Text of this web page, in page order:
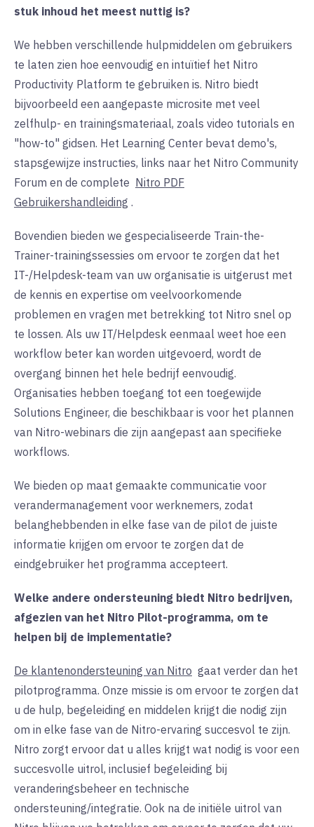
stuk inhoud het meest nuttig is?
We hebben verschillende hulpmiddelen om gebruikers
te laten zien hoe eenvoudig en intuïtief het Nitro
Productivity Platform te gebruiken is. Nitro biedt
bijvoorbeeld een aangepaste microsite met veel
zelfhulp- en trainingsmateriaal, zoals video tutorials en
"how-to" gidsen. Het Learning Center bevat demo's,
stapsgewijze instructies, links naar het Nitro Community
Forum en de complete Nitro PDF
Gebruikershandleiding .
Bovendien bieden we gespecialiseerde Train-the-
Trainer-trainingssessies om ervoor te zorgen dat het
IT-/Helpdesk-team van uw organisatie is uitgerust met
de kennis en expertise om veelvoorkomende
problemen en vragen met betrekking tot Nitro snel op
te lossen. Als uw IT/Helpdesk eenmaal weet hoe een
workflow beter kan worden uitgevoerd, wordt de
overgang binnen het hele bedrijf eenvoudig.
Organisaties hebben toegang tot een toegewijde
Solutions Engineer, die beschikbaar is voor het plannen
van Nitro-webinars die zijn aangepast aan specifieke
workflows.
We bieden op maat gemaakte communicatie voor
verandermanagement voor werknemers, zodat
belanghebbenden in elke fase van de pilot de juiste
informatie krijgen om ervoor te zorgen dat de
eindgebruiker het programma accepteert.
Welke andere ondersteuning biedt Nitro bedrijven,
afgezien van het Nitro Pilot-programma, om te
helpen bij de implementatie?
De klantenondersteuning van Nitro gaat verder dan het
pilotprogramma. Onze missie is om ervoor te zorgen dat
u de hulp, begeleiding en middelen krijgt die nodig zijn
om in elke fase van de Nitro-ervaring succesvol te zijn.
Nitro zorgt ervoor dat u alles krijgt wat nodig is voor een
succesvolle uitrol, inclusief begeleiding bij
veranderingsbeheer en technische
ondersteuning/integratie. Ook na de initiële uitrol van